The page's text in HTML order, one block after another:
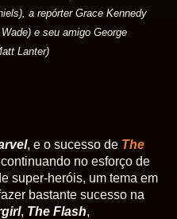
a repórter Grace Kennedy
e seu amigo George
Lanter)
, e o sucesso de The
continuando no esforço de
super-heróis, um tema em
bastante sucesso na
, The Flash,